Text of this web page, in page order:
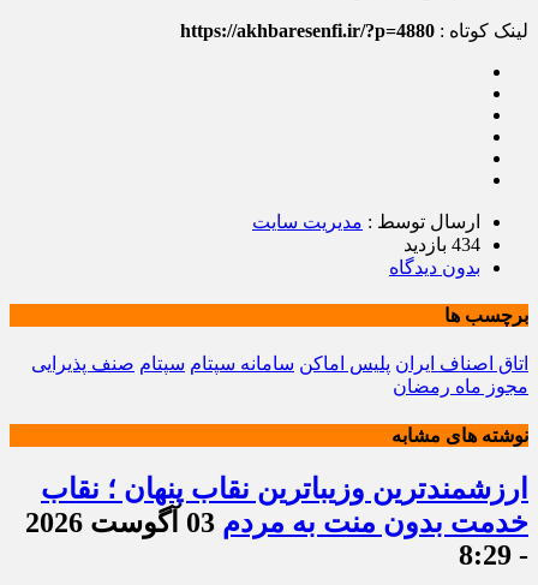
لینک کوتاه : https://akhbaresenfi.ir/?p=4880
ارسال توسط : مدیریت سایت
434 بازدید
بدون دیدگاه
برچسب ها
اتاق اصناف ایران پلیس اماکن سامانه سپتام سپتام صنف پذیرایی
مجوز ماه رمضان
نوشته های مشابه
ارزشمندترین وزیباترین نقاب پنهان ؛ نقاب
خدمت بدون منت به مردم
03 آگوست 2026
- 8:29